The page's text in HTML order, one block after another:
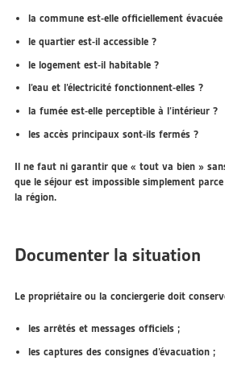
la commune est-elle officiellement évacuée
le quartier est-il accessible ?
le logement est-il habitable ?
l’eau et l’électricité fonctionnent-elles ?
la fumée est-elle perceptible à l’intérieur ?
les accès principaux sont-ils fermés ?
Il ne faut ni garantir que « tout va bien »
que le séjour est impossible simplement
la région.
Documenter la situation
Le propriétaire ou la conciergerie doit
les arrêtés et messages officiels ;
les captures des consignes d’évacuation ;